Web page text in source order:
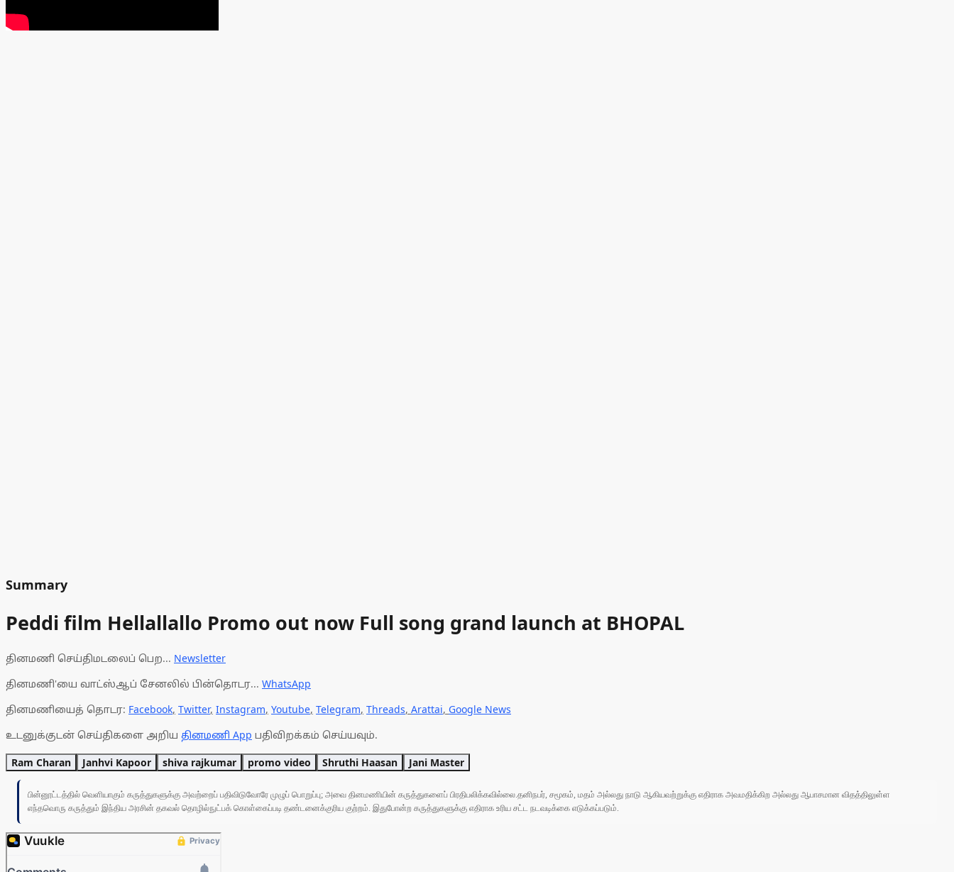
Summary
Peddi film Hellallallo Promo out now Full song grand launch at BHOPAL
தினமணி செய்திமடலைப் பெற... Newsletter
தினமணி'யை வாட்ஸ்ஆப் சேனலில் பின்தொடர... WhatsApp
தினமணியைத் தொடர: Facebook, Twitter, Instagram, Youtube, Telegram, Threads, Arattai, Google News
உடனுக்குடன் செய்திகளை அறிய தினமணி App பதிவிறக்கம் செய்யவும்.
Ram Charan Janhvi Kapoor shiva rajkumar promo video Shruthi Haasan Jani Master
பின்னூட்டத்தில் வெளியாகும் கருத்துகளுக்கு அவற்றைப் பதிவிடுவோரே முழுப் பொறுப்பு; அவை தினமணியின் கருத்துகளைப் பிரதிபலிக்கவில்லை.தனிநபர், சமூகம், மதம் அல்லது நாடு ஆகியவற்றுக்கு எதிராக அவமதிக்கிற அல்லது ஆபாசமான விதத்திலுள்ள
எந்தவொரு கருத்தும் இந்திய அரசின் தகவல் தொழில்நுட்பக் கொள்கைப்படி தண்டனைக்குரிய குற்றம். இதுபோன்ற கருத்துகளுக்கு எதிராக உரிய சட்ட நடவடிக்கை எடுக்கப்படும்.